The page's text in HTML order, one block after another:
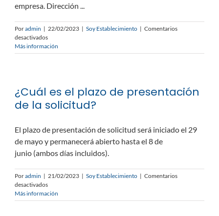
empresa. Dirección ...
Poradmin | 22/02/2023 | Soy Establecimiento | Comentarios
desactivadosen
¿Qué
datos
el
ticket/factura
de
que
se
haga
Bonos?
Más información
¿Cuál es el plazo de presentación
de la solicitud?
El plazo de presentación de solicitud será iniciado el 29
de mayo y permanecerá abierto hasta el 8 de
junio (ambos días incluidos).
Poradmin | 21/02/2023 | Soy Establecimiento | Comentarios
desactivadosen
¿Cuál
es
Más información